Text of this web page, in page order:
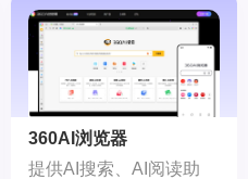
360AI浏览器
提供AI搜索、AI阅读助